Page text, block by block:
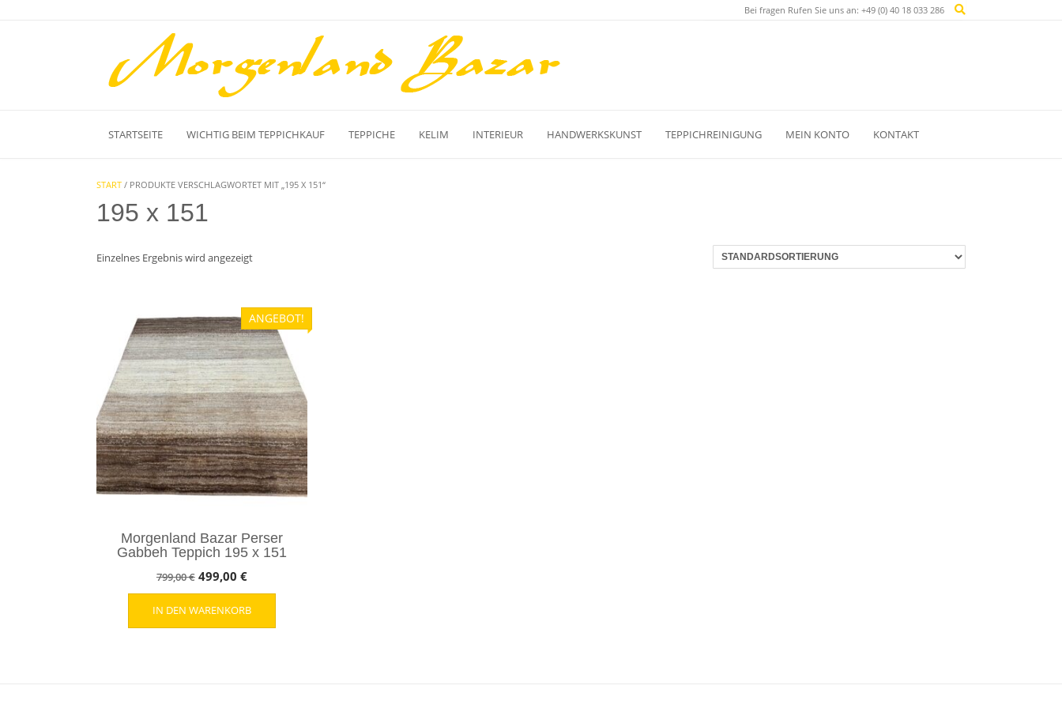
Bei fragen Rufen Sie uns an: +49 (0) 40 18 033 286
STARTSEITE WICHTIG BEIM TEPPICHKAUF TEPPICHE KELIM INTERIEUR HANDWERKSKUNST TEPPICHREINIGUNG MEIN KONTO KONTAKT
START / PRODUKTE VERSCHLAGWORTET MIT „195 X 151“
195 x 151
Einzelnes Ergebnis wird angezeigt
ANGEBOT!
Morgenland Bazar Perser
Gabbeh Teppich 195 x 151
799,00€ Ursprünglicher
Preis
war:
499,00 €Aktueller
Preis
ist:
IN DEN WARENKORB